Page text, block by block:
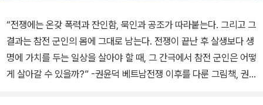
“전쟁에는 온갖 폭력과 잔인함, 묵인과 공조가 따라붙는다. 그리고 그
결과는 참전 군인의 몸에 그대로 남는다. 전쟁이 끝난 후 살생보다 생
명에 가치를 두는 일상을 살아야 할 때, 그 간극에서 참전 군인은 어떻
게 살아갈 수 있을까?” -권윤덕 베트남전쟁 이후를 다룬 그림책, 권